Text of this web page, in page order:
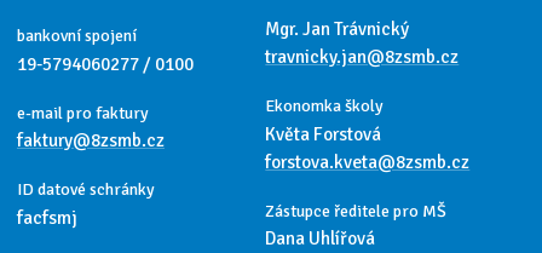
bankovní spojení
19-5794060277 / 0100
e-mail pro faktury
faktury@8zsmb.cz
ID datové schránky
facfsmj
Mgr. Jan Trávnický
travnicky.jan@8zsmb.cz
Ekonomka školy
Květa Forstová
forstova.kveta@8zsmb.cz
Zástupce ředitele pro MŠ
Dana Uhlířová